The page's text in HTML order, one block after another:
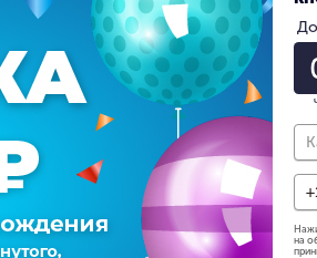
Доп. услуги
Скидка
Итого
Подписаться на e-mail
на